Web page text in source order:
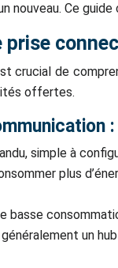
nouveau. Ce
prise
crucial de
offertes.
simple à
plus
basse
un